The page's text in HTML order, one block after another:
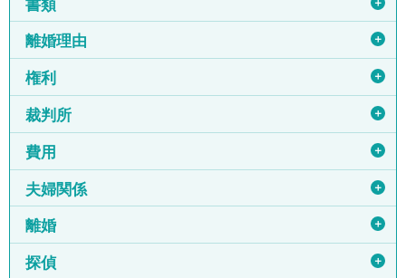
書類
離婚理由 ＋
権利 ＋
裁判所 ＋
費用 ＋
夫婦関係 ＋
離婚 ＋
探偵 ＋